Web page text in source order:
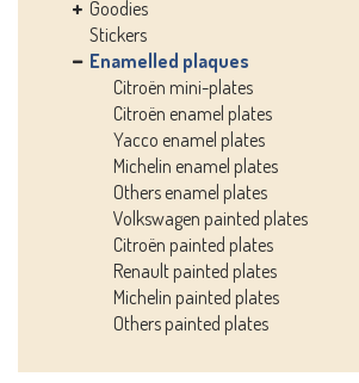
Goodies
Stickers
Enamelled plaques
Citroën mini-plates
Citroën enamel plates
Yacco enamel plates
Michelin enamel plates
Others enamel plates
Volkswagen painted plates
Citroën painted plates
Renault painted plates
Michelin painted plates
Others painted plates